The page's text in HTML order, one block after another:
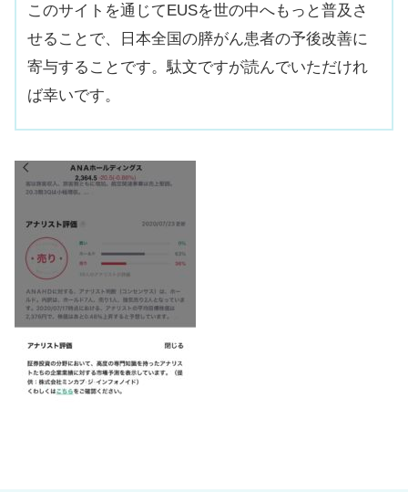
このサイトを通じてEUSを世の中へもっと普及さ
せることで、日本全国の膵がん患者の予後改善に
寄与することです。駄文ですが読んでいただけれ
ば幸いです。